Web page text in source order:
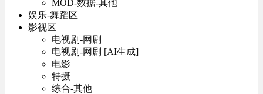
MOD-数据-其他
娱乐-舞蹈区
影视区
电视剧-网剧
电视剧-网剧 [AI生成]
电影
特摄
综合-其他